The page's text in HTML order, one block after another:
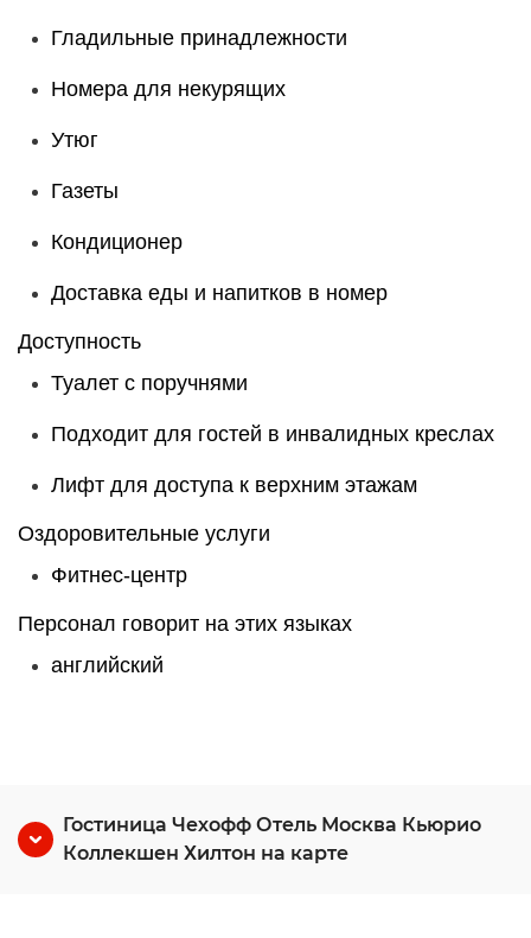
Гладильные принадлежности
Номера для некурящих
Утюг
Газеты
Кондиционер
Доставка еды и напитков в номер
Доступность
Туалет с поручнями
Подходит для гостей в инвалидных креслах
Лифт для доступа к верхним этажам
Оздоровительные услуги
Фитнес-центр
Персонал говорит на этих языках
английский
Гостиница Чехофф Отель Москва Кьюрио
Коллекшен Хилтон на карте